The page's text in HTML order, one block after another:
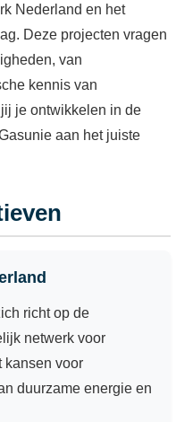
Nederland en het
Deze projecten vragen
van
kennis van
je ontwikkelen in de
aan het juiste
richt op de
netwerk voor
kansen voor
duurzame energie en